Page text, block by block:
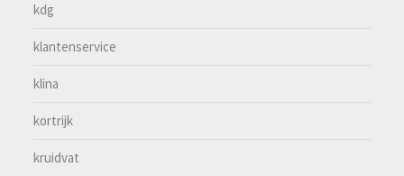
kdg
klantenservice
klina
kortrijk
kruidvat